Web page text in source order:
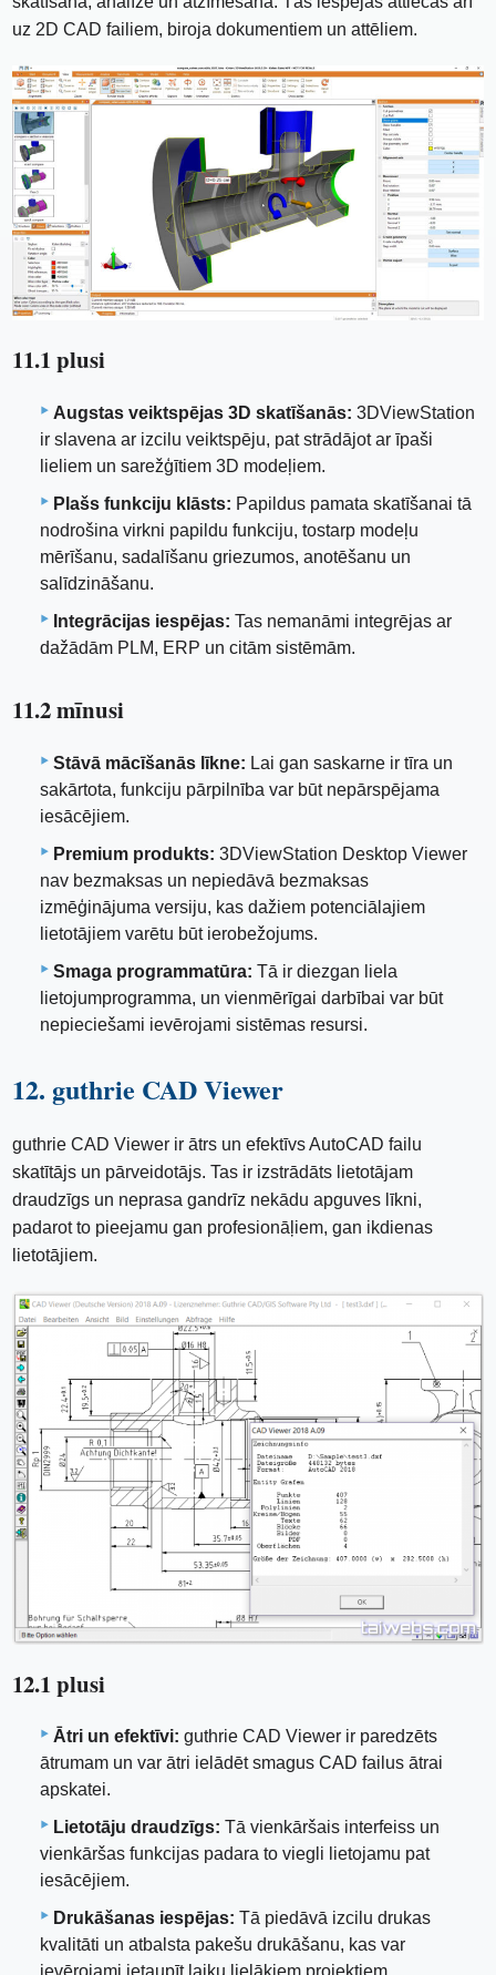
uz 2D CAD failiem, biroja dokumentiem un attēliem.
11.1 plusi
Augstas veiktspējas 3D skatīšanās: 3DViewStation
ir slavena ar izcilu veiktspēju, pat strādājot ar īpaši
lieliem un sarežģītiem 3D modeļiem.
Plašs funkciju klāsts: Papildus pamata skatīšanai tā
nodrošina virkni papildu funkciju, tostarp modeļu
mērīšanu, sadalīšanu griezumos, anotēšanu un
salīdzināšanu.
Integrācijas iespējas: Tas nemanāmi integrējas ar
dažādām PLM, ERP un citām sistēmām.
11.2 mīnusi
Stāvā mācīšanās līkne: Lai gan saskarne ir tīra un
sakārtota, funkciju pārpilnība var būt nepārspējama
iesācējiem.
Premium produkts: 3DViewStation Desktop Viewer
nav bezmaksas un nepiedāvā bezmaksas
izmēģinājuma versiju, kas dažiem potenciālajiem
lietotājiem varētu būt ierobežojums.
Smaga programmatūra: Tā ir diezgan liela
lietojumprogramma, un vienmērīgai darbībai var būt
nepieciešami ievērojami sistēmas resursi.
12. guthrie CAD Viewer
guthrie CAD Viewer ir ātrs un efektīvs AutoCAD failu
skatītājs un pārveidotājs. Tas ir izstrādāts lietotājam
draudzīgs un neprasa gandrīz nekādu apguves līkni,
padarot to pieejamu gan profesionāļiem, gan ikdienas
lietotājiem.
12.1 plusi
Ātri un efektīvi: guthrie CAD Viewer ir paredzēts
ātrumam un var ātri ielādēt smagus CAD failus ātrai
apskatei.
Lietotāju draudzīgs: Tā vienkāršais interfeiss un
vienkāršas funkcijas padara to viegli lietojamu pat
iesācējiem.
Drukāšanas iespējas: Tā piedāvā izcilu drukas
kvalitāti un atbalsta pakešu drukāšanu, kas var